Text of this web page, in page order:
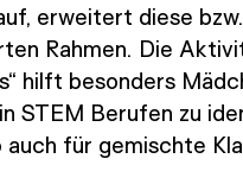
erweitert diese
Rahmen. Die
hilft besonders
STEM Berufen zu
auch für gemischte